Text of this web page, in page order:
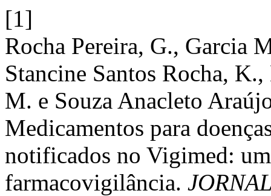
[1]
Rocha Pereira, G., Garcia
Stancine Santos Rocha,
M. e Souza Anacleto
Medicamentos para
notificados no Vigimed:
farmacovigilância.